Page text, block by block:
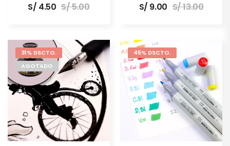
S/ 4.50 S/5.00 S/ 9.00 S/13.00
31% DSCTO.
AGOTADO
45% DSCTO.